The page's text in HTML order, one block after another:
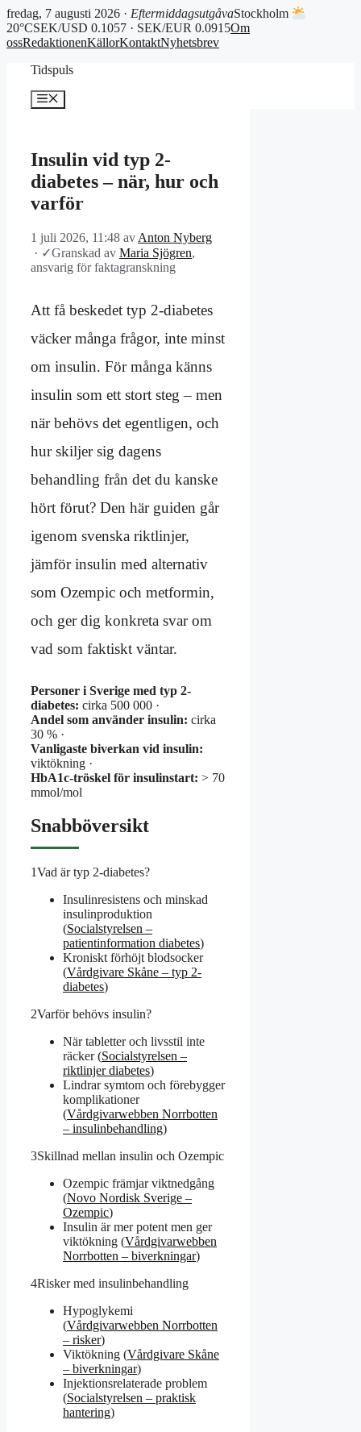
fredag, 7 augusti 2026 · EftermiddagsutgåvaStockholm
20°CSEK/USD 0.1057 · SEK/EUR 0.0915Om
ossRedaktionenKällorKontaktNyhetsbrev
Tidspuls
Meny
Insulin vid typ 2-
diabetes – när, hur och
varför
1 juli 2026, 11:48 av Anton Nyberg
· ✓Granskad av Maria Sjögren,
ansvarig för faktagranskning
Att få beskedet typ 2-diabetes
väcker många frågor, inte minst
om insulin. För många känns
insulin som ett stort steg – men
när behövs det egentligen, och
hur skiljer sig dagens
behandling från det du kanske
hört förut? Den här guiden går
igenom svenska riktlinjer,
jämför insulin med alternativ
som Ozempic och metformin,
och ger dig konkreta svar om
vad som faktiskt väntar.
Personer i Sverige med typ 2-
diabetes: cirka 500 000 ·
Andel som använder insulin: cirka
30 % ·
Vanligaste biverkan vid insulin:
viktökning ·
HbA1c-tröskel för insulinstart: > 70
mmol/mol
Snabböversikt
1Vad är typ 2-diabetes?
Insulinresistens och minskad
insulinproduktion
(Socialstyrelsen –
patientinformation diabetes)
Kroniskt förhöjt blodsocker
(Vårdgivare Skåne – typ 2-
diabetes)
2Varför behövs insulin?
När tabletter och livsstil inte
räcker (Socialstyrelsen –
riktlinjer diabetes)
Lindrar symtom och förebygger
komplikationer
(Vårdgivarwebben Norrbotten
– insulinbehandling)
3Skillnad mellan insulin och Ozempic
Ozempic främjar viktnedgång
(Novo Nordisk Sverige –
Ozempic)
Insulin är mer potent men ger
viktökning (Vårdgivarwebben
Norrbotten – biverkningar)
4Risker med insulinbehandling
Hypoglykemi
(Vårdgivarwebben Norrbotten
– risker)
Viktökning (Vårdgivare Skåne
– biverkningar)
Injektionsrelaterade problem
(Socialstyrelsen – praktisk
hantering)